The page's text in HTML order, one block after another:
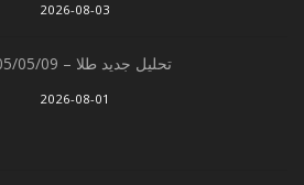
2026-08-03
تحلیل جدید طلا – 1405/05/09
2026-08-01